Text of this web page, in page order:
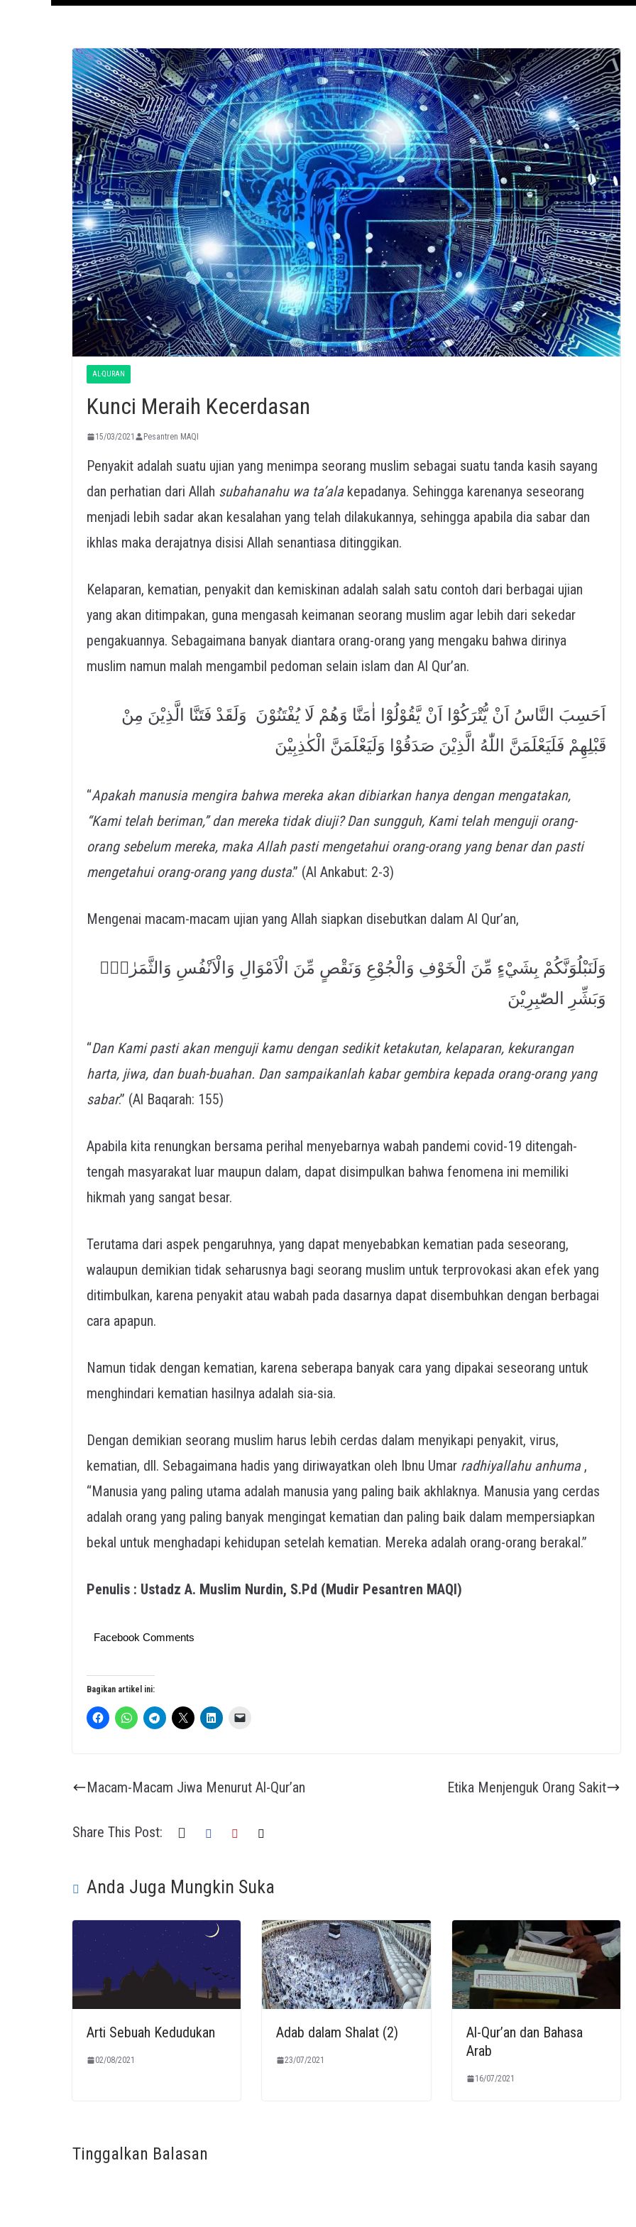
AL-QURAN
Kunci Meraih Kecerdasan
15/03/2021 Pesantren MAQI
Penyakit adalah suatu ujian yang menimpa seorang muslim sebagai suatu tanda kasih sayang
dan perhatian dari Allah subahanahu wa ta’alakepadanya. Sehingga karenanya seseorang
menjadi lebih sadar akan kesalahan yang telah dilakukannya, sehingga apabila dia sabar dan
ikhlas maka derajatnya disisi Allah senantiasa ditinggikan.
Kelaparan, kematian, penyakit dan kemiskinan adalah salah satu contoh dari berbagai ujian
yang akan ditimpakan, guna mengasah keimanan seorang muslim agar lebih dari sekedar
pengakuannya. Sebagaimana banyak diantara orang-orang yang mengaku bahwa dirinya
muslim namun malah mengambil pedoman selain islam dan Al Qur’an.
اَحَسِبَ النَّاسُ اَنْ يُّتْرَكُوْٓا اَنْ يَّقُوْلُوْٓا اٰمَنَّا وَهُمْ لَا يُفْتَنُوْنَ وَلَقَدْ فَتَنَّا الَّذِيْنَ مِنْ
قَبْلِهِمْ فَلَيَعْلَمَنَّ اللّٰهُ الَّذِيْنَ صَدَقُوْا وَلَيَعْلَمَنَّ الْكٰذِبِيْنَ
“Apakah manusia mengira bahwa mereka akan dibiarkan hanya dengan mengatakan,
“Kami telah beriman,” dan mereka tidak diuji? Dan sungguh, Kami telah menguji orang-
orang sebelum mereka, maka Allah pasti mengetahui orang-orang yang benar dan pasti
mengetahui orang-orang yang dusta.” (Al Ankabut: 2-3)
Mengenai macam-macam ujian yang Allah siapkan disebutkan dalam Al Qur’an,
وَلَنَبْلُوَنَّكُمْ بِشَيْءٍ مِّنَ الْخَوْفِ وَالْجُوْعِ وَنَقْصٍ مِّنَ الْاَمْوَالِ وَالْاَنْفُسِ وَالثَّمَرٰتِۗ
وَبَشِّرِ الصّٰبِرِيْنَ
“Dan Kami pasti akan menguji kamu dengan sedikit ketakutan, kelaparan, kekurangan
harta, jiwa, dan buah-buahan. Dan sampaikanlah kabar gembira kepada orang-orang yang
sabar.” (Al Baqarah: 155)
Apabila kita renungkan bersama perihal menyebarnya wabah pandemi covid-19 ditengah-
tengah masyarakat luar maupun dalam, dapat disimpulkan bahwa fenomena ini memiliki
hikmah yang sangat besar.
Terutama dari aspek pengaruhnya, yang dapat menyebabkan kematian pada seseorang,
walaupun demikian tidak seharusnya bagi seorang muslim untuk terprovokasi akan efek yang
ditimbulkan, karena penyakit atau wabah pada dasarnya dapat disembuhkan dengan berbagai
cara apapun.
Namun tidak dengan kematian, karena seberapa banyak cara yang dipakai seseorang untuk
menghindari kematian hasilnya adalah sia-sia.
Dengan demikian seorang muslim harus lebih cerdas dalam menyikapi penyakit, virus,
kematian, dll. Sebagaimana hadis yang diriwayatkan oleh Ibnu Umar radhiyallahu anhuma,
“Manusia yang paling utama adalah manusia yang paling baik akhlaknya. Manusia yang cerdas
adalah orang yang paling banyak mengingat kematian dan paling baik dalam mempersiapkan
bekal untuk menghadapi kehidupan setelah kematian. Mereka adalah orang-orang berakal.”
Penulis : Ustadz A. Muslim Nurdin, S.Pd (Mudir Pesantren MAQI)
Facebook Comments
Bagikan artikel ini:
Macam-Macam Jiwa Menurut Al-Qur’an Etika Menjenguk Orang Sakit
Share This Post:
Anda Juga Mungkin Suka
Arti Sebuah Kedudukan
02/08/2021
Adab dalam Shalat (2)
23/07/2021
Al-Qur’an dan Bahasa
Arab
16/07/2021
Tinggalkan Balasan